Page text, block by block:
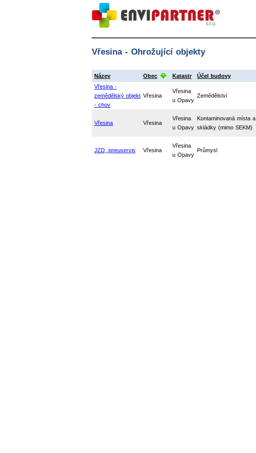
Vřesina - Ohrožující objekty
Název Obec Katastr Účel budovy
Vřesina -
zemědělský objekt
- chov
Vřesina
Vřesina
u Opavy
Zemědělství
Vřesina Vřesina
Vřesina
u Opavy
Kontaminovaná místa a
skládky (mimo SEKM)
JZD, pneuservis Vřesina
Vřesina
u Opavy
Průmysl